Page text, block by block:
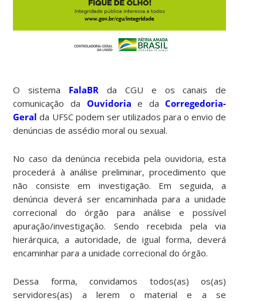
O sistema FalaBR da CGU e os canais de
comunicação da Ouvidoria e daCorregedoria-
Geral da UFSC podem ser utilizados para o envio de
denúncias de assédio moral ou sexual.
No caso da denúncia recebida pela ouvidoria, esta
procederá à análise preliminar, procedimento que
não consiste em investigação. Em seguida, a
denúncia deverá ser encaminhada para a unidade
correcional do órgão para análise e possível
apuração/investigação. Sendo recebida pela via
hierárquica, a autoridade, de igual forma, deverá
encaminhar para a unidade correcional do órgão.
Dessa forma, convidamos todos(as) os(as)
servidores(as) a lerem o material e a se